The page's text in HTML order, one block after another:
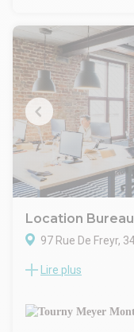
Location
97 Rue De Freyr,
TOURNY MEYER
Plusieurs places de
disponibles sur site.
Lire plus